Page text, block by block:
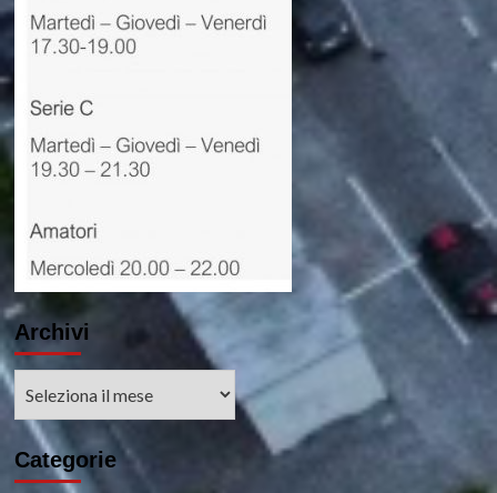
Archivi
Archivi
Categorie